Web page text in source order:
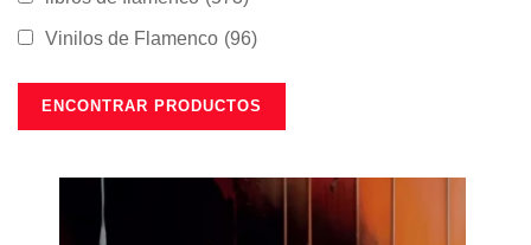
Vinilos de Flamenco (96)